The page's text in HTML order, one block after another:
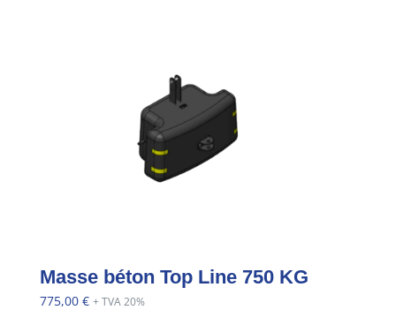
Masse béton Top Line 750 KG
775,00 € + TVA 20%